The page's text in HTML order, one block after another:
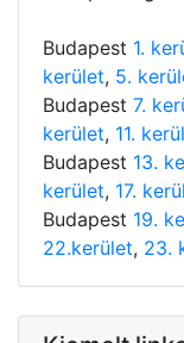
Budapest 1.
kerület, 5.
Budapest 7.
kerület, 11.
Budapest 13.
kerület, 17.
Budapest 19.
22.kerület, 23.